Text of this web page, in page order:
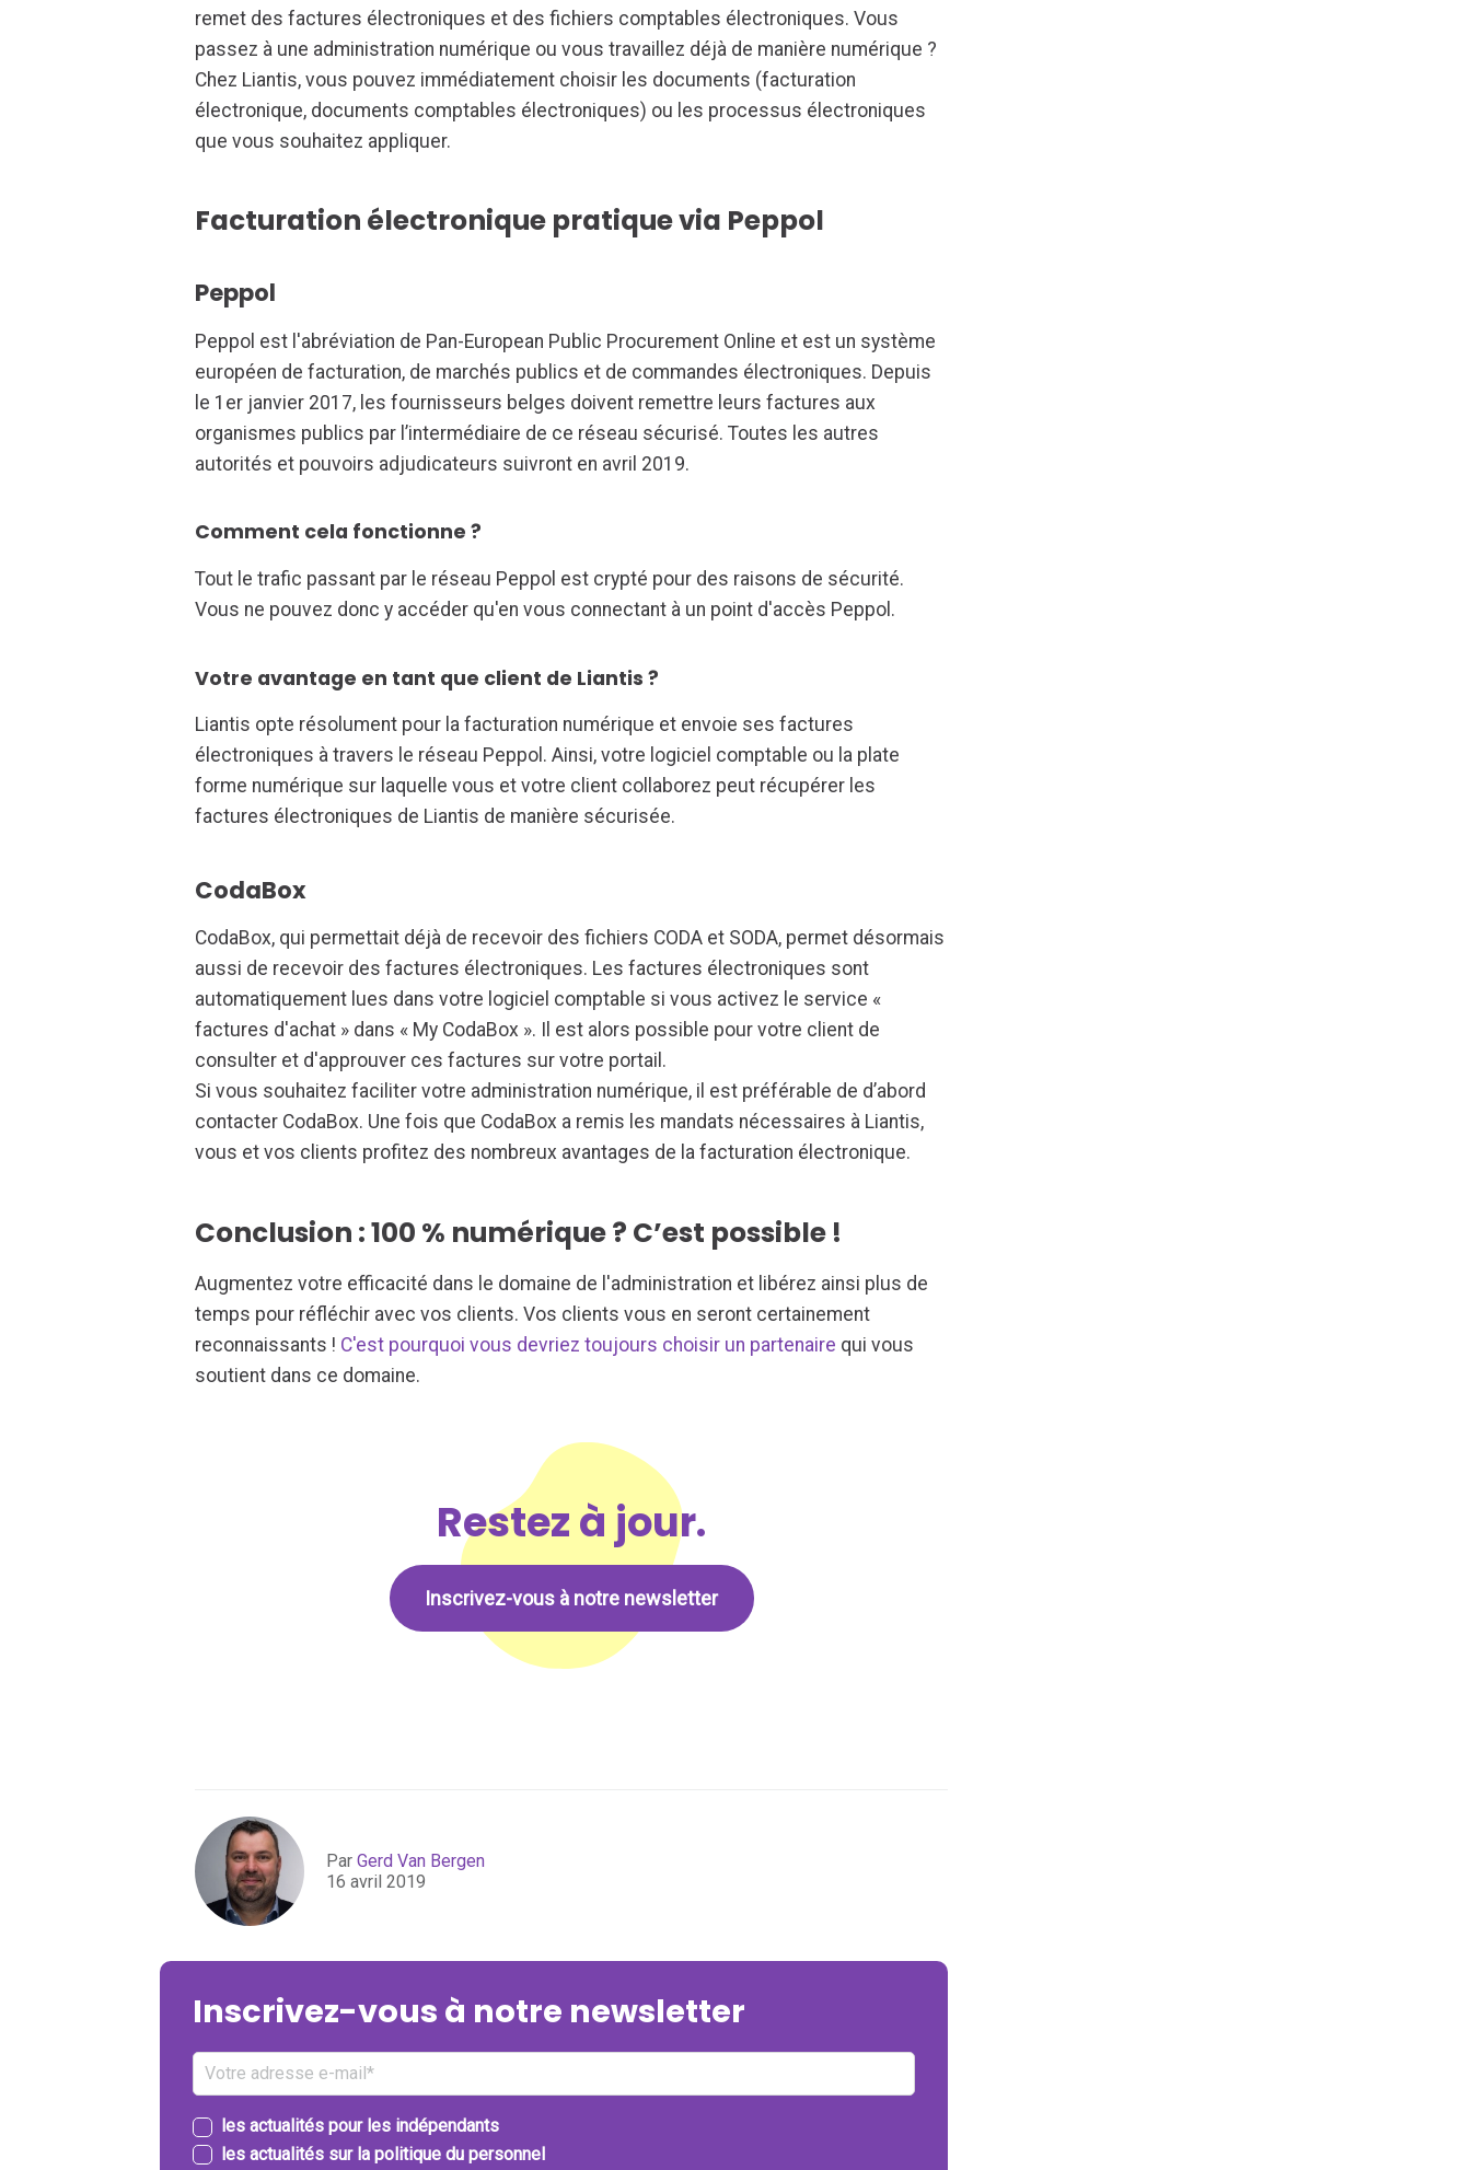
remet des factures électroniques et des fichiers comptables électroniques. Vous
passez à une administration numérique ou vous travaillez déjà de manière numérique ?
Chez Liantis, vous pouvez immédiatement choisir les documents (facturation
électronique, documents comptables électroniques) ou les processus électroniques
que vous souhaitez appliquer.
Facturation électronique pratique via Peppol
Peppol
Peppol est l'abréviation de Pan-European Public Procurement Online et est un système
européen de facturation, de marchés publics et de commandes électroniques. Depuis
le 1er janvier 2017, les fournisseurs belges doivent remettre leurs factures aux
organismes publics par l’intermédiaire de ce réseau sécurisé. Toutes les autres
autorités et pouvoirs adjudicateurs suivront en avril 2019.
Comment cela fonctionne ?
Tout le trafic passant par le réseau Peppol est crypté pour des raisons de sécurité.
Vous ne pouvez donc y accéder qu'en vous connectant à un point d'accès Peppol.
Votre avantage en tant que client de Liantis ?
Liantis opte résolument pour la facturation numérique et envoie ses factures
électroniques à travers le réseau Peppol. Ainsi, votre logiciel comptable ou la plate
forme numérique sur laquelle vous et votre client collaborez peut récupérer les
factures électroniques de Liantis de manière sécurisée.
CodaBox
CodaBox, qui permettait déjà de recevoir des fichiers CODA et SODA, permet désormais
aussi de recevoir des factures électroniques. Les factures électroniques sont
automatiquement lues dans votre logiciel comptable si vous activez le service «
factures d'achat » dans « My CodaBox ». Il est alors possible pour votre client de
consulter et d'approuver ces factures sur votre portail.
Si vous souhaitez faciliter votre administration numérique, il est préférable de d’abord
contacter CodaBox. Une fois que CodaBox a remis les mandats nécessaires à Liantis,
vous et vos clients profitez des nombreux avantages de la facturation électronique.
Conclusion : 100 % numérique ? C’est possible !
Augmentez votre efficacité dans le domaine de l'administration et libérez ainsi plus de
temps pour réfléchir avec vos clients. Vos clients vous en seront certainement
reconnaissants ! C'est pourquoi vous devriez toujours choisir un partenaire qui vous
soutient dans ce domaine.
Restez à jour.
Inscrivez-vous à notre newsletter
ParGerd Van Bergen
16 avril 2019
Inscrivez-vous à notre newsletter
les actualités pour les indépendants
les actualités sur la politique du personnel